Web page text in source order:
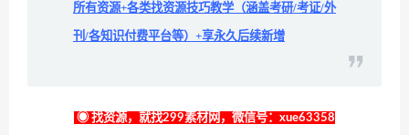
所有资源+各类找资源技巧教学（涵盖考研/考证/外
刊/各知识付费平台等）+享永久后续新增
◉ 找资源，就找299素材网，微信号：xue63358